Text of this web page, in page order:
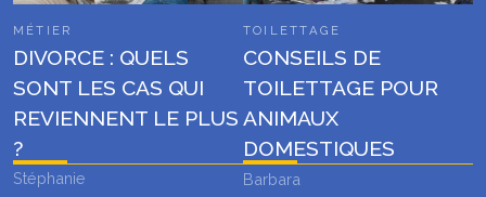
MÉTIER
DIVORCE : QUELS
SONT LES CAS QUI
REVIENNENT LE PLUS
?
Stéphanie
TOILETTAGE
CONSEILS DE
TOILETTAGE POUR
ANIMAUX
DOMESTIQUES
Barbara